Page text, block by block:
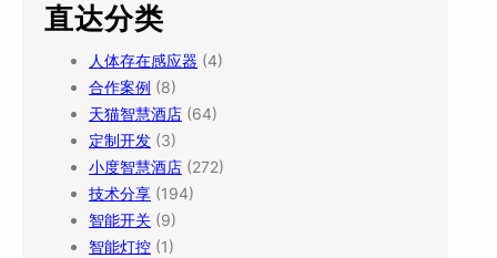
直达分类
人体存在感应器 (4)
合作案例 (8)
天猫智慧酒店 (64)
定制开发 (3)
小度智慧酒店 (272)
技术分享 (194)
智能开关 (9)
智能灯控 (1)